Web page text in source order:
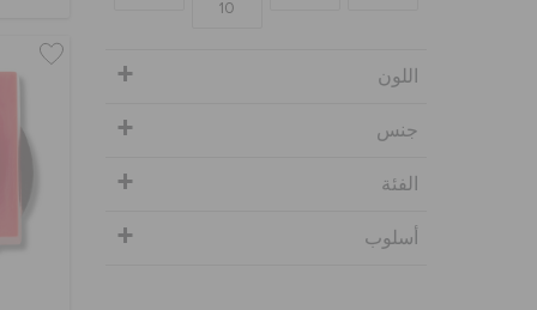
10
اللون
جنس
الفئة
أسلوب